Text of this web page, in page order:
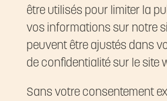
être utilisés pour limiter la
vos informations sur notre
peuvent être ajustés dans
de confidentialité sur le site
Sans votre consentement